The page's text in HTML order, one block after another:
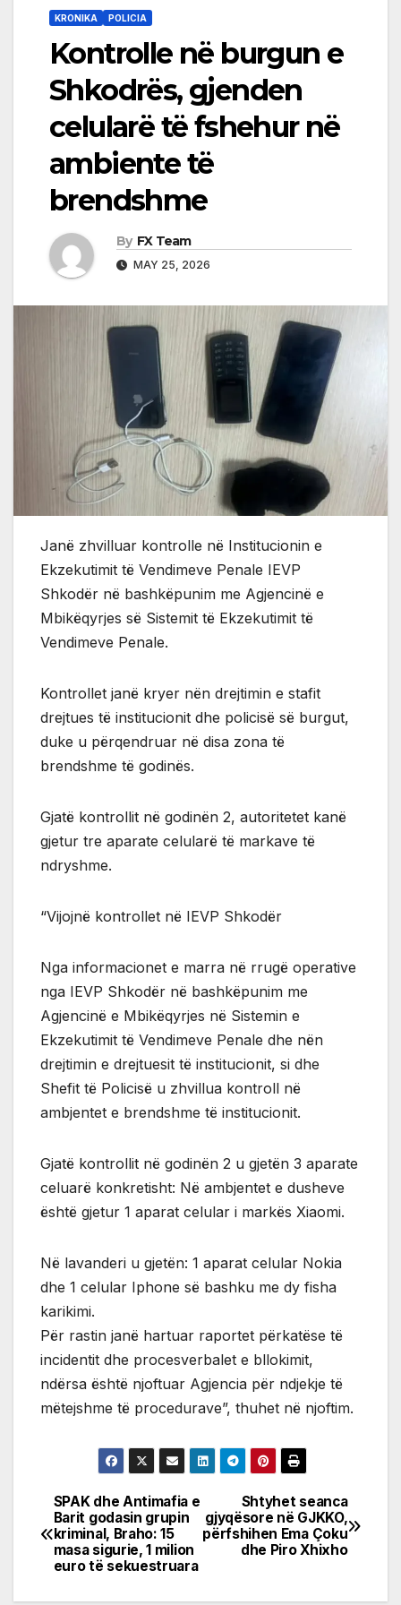
KRONIKA POLICIA
Kontrolle në burgun e
Shkodrës, gjenden
celularë të fshehur në
ambiente të
brendshme
By FX Team
MAY 25, 2026
Janë zhvilluar kontrolle në Institucionin e
Ekzekutimit të Vendimeve Penale IEVP
Shkodër në bashkëpunim me Agjencinë e
Mbikëqyrjes së Sistemit të Ekzekutimit të
Vendimeve Penale.
Kontrollet janë kryer nën drejtimin e stafit
drejtues të institucionit dhe policisë së burgut,
duke u përqendruar në disa zona të
brendshme të godinës.
Gjatë kontrollit në godinën 2, autoritetet kanë
gjetur tre aparate celularë të markave të
ndryshme.
“Vijojnë kontrollet në IEVP Shkodër
Nga informacionet e marra në rrugë operative
nga IEVP Shkodër në bashkëpunim me
Agjencinë e Mbikëqyrjes në Sistemin e
Ekzekutimit të Vendimeve Penale dhe nën
drejtimin e drejtuesit të institucionit, si dhe
Shefit të Policisë u zhvillua kontroll në
ambjentet e brendshme të institucionit.
Gjatë kontrollit në godinën 2 u gjetën 3 aparate
celuarë konkretisht: Në ambjentet e dusheve
është gjetur 1 aparat celular i markës Xiaomi.
Në lavanderi u gjetën: 1 aparat celular Nokia
dhe 1 celular Iphone së bashku me dy fisha
karikimi.
Për rastin janë hartuar raportet përkatëse të
incidentit dhe procesverbalet e bllokimit,
ndërsa është njoftuar Agjencia për ndjekje të
mëtejshme të procedurave”, thuhet në njoftim.
Post
navigation
Shtyhet seanca
gjyqësore në GJKKO,
përfshihen Ema Çoku
dhe Piro Xhixho
SPAK dhe Antimafia e
Barit godasin grupin
kriminal, Braho: 15
masa sigurie, 1 milion
euro të sekuestruara